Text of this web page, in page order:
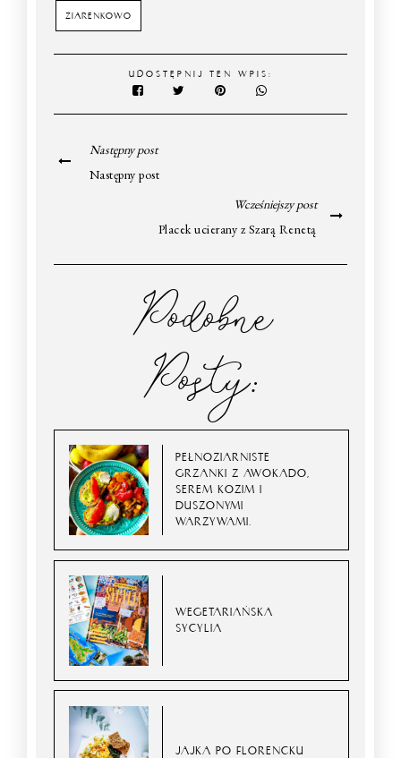
ZIARENKOWO
UDOSTĘPNIJ TEN WPIS:
Następny post
Następny post
Wcześniejszy post
Placek ucierany z Szarą Renetą
Podobne
Posty:
PEŁNOZIARNISTE
GRZANKI Z AWOKADO,
SEREM KOZIM I
DUSZONYMI
WARZYWAMI.
WEGETARIAŃSKA
SYCYLIA
JAJKA PO FLORENCKU